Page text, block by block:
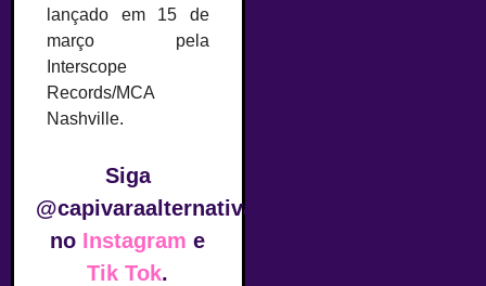
lançado em 15 de
março pela
Interscope
Records/MCA
Nashville.
Siga
@capivaraalternativa
no Instagram e
Tik Tok.